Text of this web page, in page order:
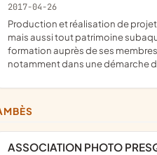
2017-04-26
production et réalisation de projets audiovisuels, cinématographiques et photographiques mettant en valeur la biodiversité sous-marine du Bassin d'Arcachon en premier lieu
mais aussi tout patrimoine
formation auprès de ses
notamment dans une démarche
AMBÈS
ASSOCIATION PHOTO